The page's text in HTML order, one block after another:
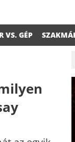
VS. GÉP